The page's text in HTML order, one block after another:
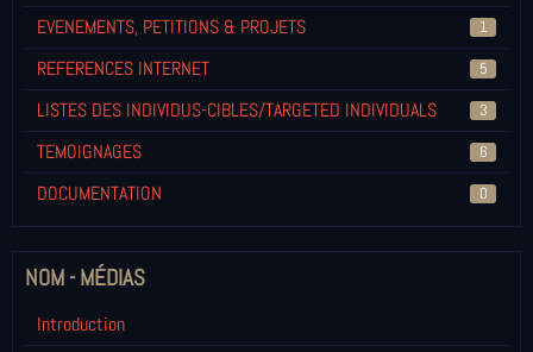
EVENEMENTS, PETITIONS & PROJETS 1
REFERENCES INTERNET 5
LISTES DES INDIVIDUS-CIBLES/TARGETED INDIVIDUALS 3
TEMOIGNAGES 6
DOCUMENTATION 0
NOM - MÉDIAS
Introduction